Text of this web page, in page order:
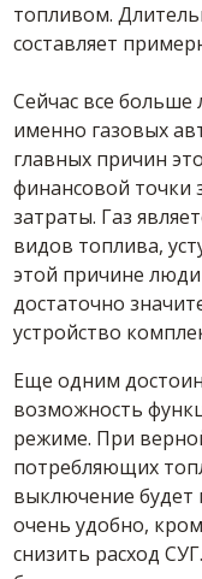
топливом.
составляет
Сейчас все
именно газовых
главных причин
финансовой точки
затраты. Газ
видов топлива,
этой причине
достаточно
устройство
Еще одним
возможность
режиме. При
потребляющих
выключение будет
очень удобно,
снизить расход